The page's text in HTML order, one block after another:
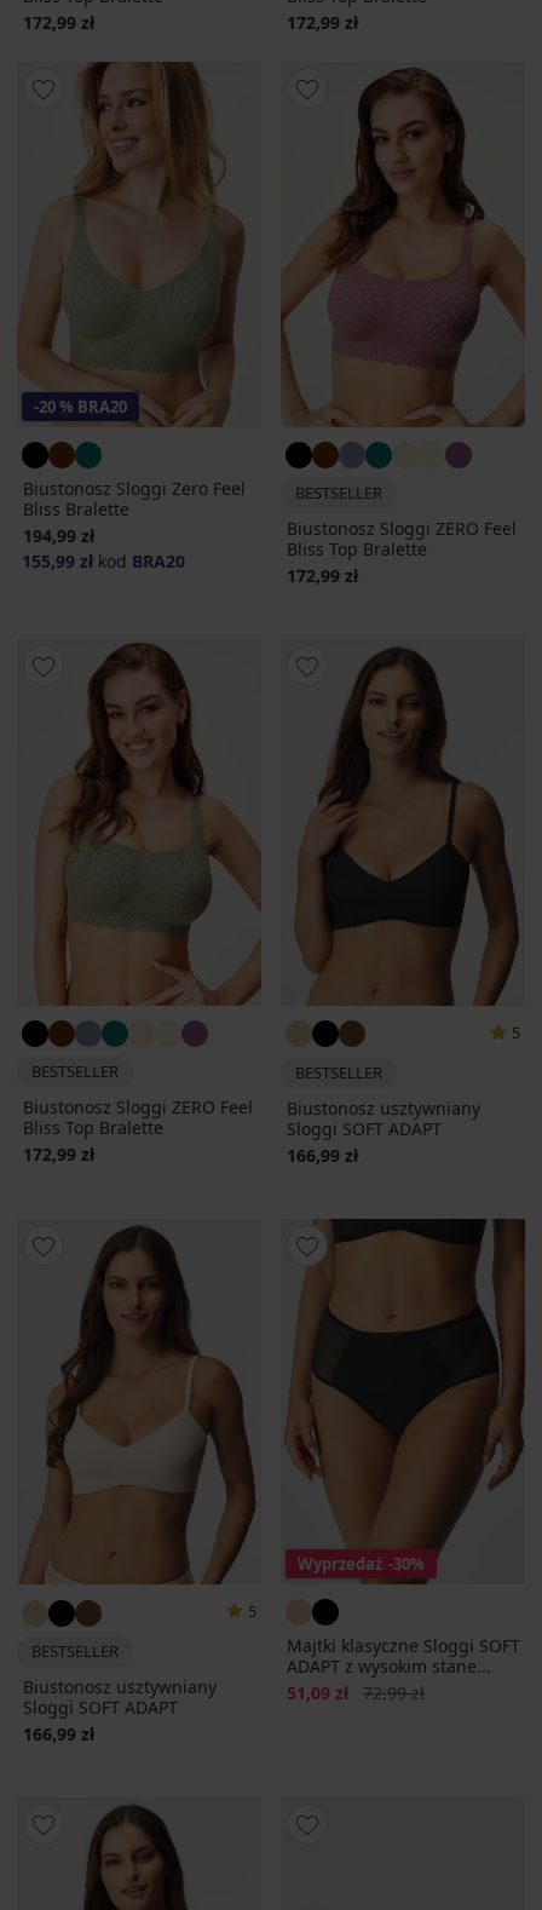
172,99 zł
172,99 zł
-20 % BRA20
Biustonosz Sloggi Zero Feel
Bliss Bralette
194,99 zł
155,99 zł kod BRA20
BESTSELLER
Biustonosz Sloggi ZERO Feel
Bliss Top Bralette
172,99 zł
BESTSELLER
Biustonosz Sloggi ZERO Feel
Bliss Top Bralette
172,99 zł
5
BESTSELLER
Biustonosz usztywniany
Sloggi SOFT ADAPT
166,99 zł
5
BESTSELLER
Biustonosz usztywniany
Sloggi SOFT ADAPT
166,99 zł
Wyprzedaż -30%
Majtki klasyczne Sloggi SOFT
ADAPT z wysokim stane...
Zniżka
51,09 zł Pierwotna cena
72,99 zł